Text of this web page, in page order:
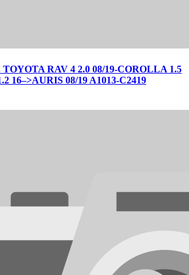
RAV 4 2.0 08/19-COROLLA 1.5
16–>AURIS 08/19 A1013-C2419